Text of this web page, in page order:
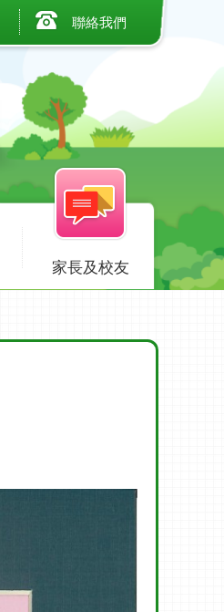
聯絡我們
家長及校友